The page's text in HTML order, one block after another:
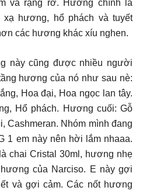
và rạng rỡ. Hương chính là
xạ hương, hổ phách và tuyết
các hương khác xíu nghen.
này cũng được nhiều người
hương của nó như sau nè:
Hoa đại, Hoa ngọc lan tây.
Hổ phách. Hương cuối: Gỗ
Cashmeran. Nhóm mình đang
1 em này nên hời lắm nhaaa.
chai Cristal 30ml, hương nhẹ
của Narciso. E này gợi
và gợi cảm. Các nốt hương